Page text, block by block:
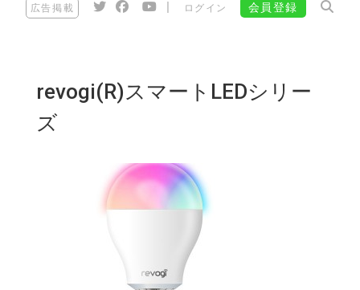
広告掲載 ログイン 会員登録
revogi(R)スマートLEDシリー
ズ